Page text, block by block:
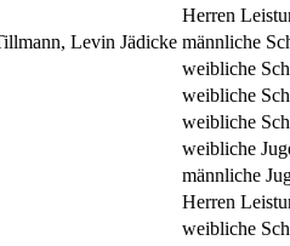
Herren
Levin Jädicke männliche
weibliche
weibliche
weibliche
weibliche
männliche
Herren
weibliche